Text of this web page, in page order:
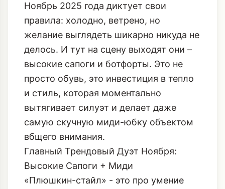
Ноябрь 2025 года диктует свои
правила: холодно, ветрено, но
желание выглядеть шикарно никуда не
делось. И тут на сцену выходят они –
высокие сапоги и ботфорты. Это не
просто обувь, это инвестиция в тепло
и стиль, которая моментально
вытягивает силуэт и делает даже
самую скучную миди-юбку объектом
вбщего внимания.
Главный Трендовый Дуэт Ноября:
Высокие Сапоги + Миди
«Плюшкин-стайл» - это про умение